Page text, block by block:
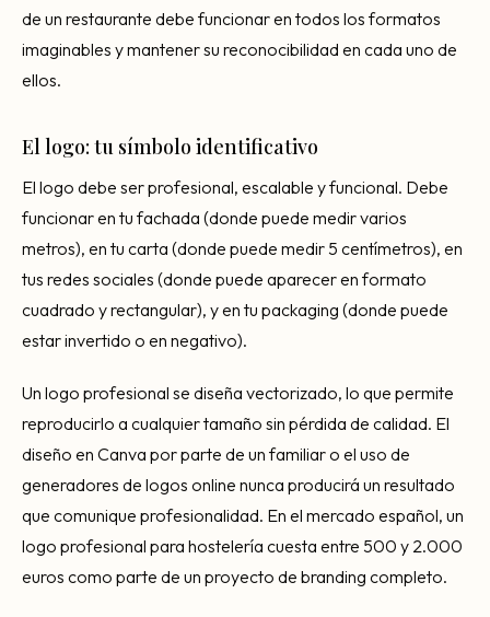
de un restaurante debe funcionar en todos los formatos
imaginables y mantener su reconocibilidad en cada uno de
ellos.
El logo: tu símbolo identificativo
El logo debe ser profesional, escalable y funcional. Debe
funcionar en tu fachada (donde puede medir varios
metros), en tu carta (donde puede medir 5 centímetros), en
tus redes sociales (donde puede aparecer en formato
cuadrado y rectangular), y en tu packaging (donde puede
estar invertido o en negativo).
Un logo profesional se diseña vectorizado, lo que permite
reproducirlo a cualquier tamaño sin pérdida de calidad. El
diseño en Canva por parte de un familiar o el uso de
generadores de logos online nunca producirá un resultado
que comunique profesionalidad. En el mercado español, un
logo profesional para hostelería cuesta entre 500 y 2.000
euros como parte de un proyecto de branding completo.